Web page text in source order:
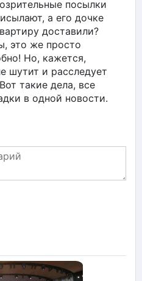
посылки
а его дочке
доставили?
это же просто
Но, кажется,
шутит и расследует
такие дела, все
в одной новости.